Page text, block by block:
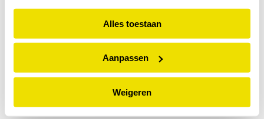
Alles toestaan
Aanpassen
Weigeren